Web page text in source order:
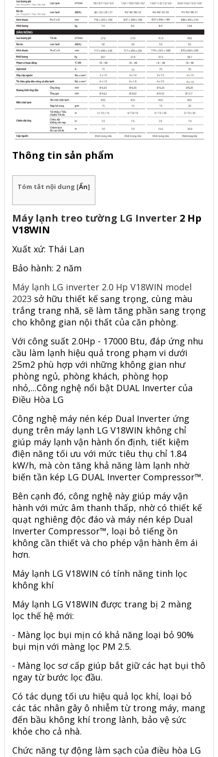
Thông tin sản phẩm
Tóm tắt nội dung [Ẩn]
Máy lạnh treo tường LG Inverter 2 Hp
V18WIN
Xuất xứ: Thái Lan
Bảo hành: 2 năm
Máy lạnh LG inverter 2.0 Hp V18WIN model
2023 sở hữu thiết kế sang trọng, cùng màu
trắng trang nhã, sẽ làm tăng phần sang trọng
cho không gian nội thất của căn phòng.
Với công suất 2.0Hp - 17000 Btu, đáp ứng nhu
cầu làm lạnh hiệu quả trong phạm vi dưới
25m2 phù hợp với những không gian như
phòng ngủ, phòng khách, phòng họp
nhỏ,...Công nghệ nổi bật DUAL Inverter của
Điều Hòa LG
Công nghệ máy nén kép Dual Inverter ứng
dụng trên máy lạnh LG V18WIN không chỉ
giúp máy lạnh vận hành ổn định, tiết kiệm
điện năng tối ưu với mức tiêu thụ chỉ 1.84
kW/h, mà còn tăng khả năng làm lạnh nhờ
biến tần kép LG DUAL Inverter Compressor™.
Bên cạnh đó, công nghệ này giúp máy vận
hành với mức âm thanh thấp, nhờ có thiết kế
quạt nghiêng độc đáo và máy nén kép Dual
Inverter Compressor™, loại bỏ tiếng ồn
không cần thiết và cho phép vận hành êm ái
hơn.
Máy lạnh LG V18WIN có tính năng tinh lọc
không khí
Máy lạnh LG V18WIN được trang bị 2 màng
lọc thế hệ mới:
- Màng lọc bụi mịn có khả năng loại bỏ 90%
bụi mịn với màng lọc PM 2.5.
- Màng lọc sơ cấp giúp bắt giữ các hạt bụi thô
ngay từ bước lọc đầu.
Có tác dụng tối ưu hiệu quả lọc khí, loại bỏ
các tác nhân gây ô nhiễm từ trong máy, mang
đến bầu không khí trong lành, bảo vệ sức
khỏe cho cả nhà.
Chức năng tự động làm sạch của điều hòa LG